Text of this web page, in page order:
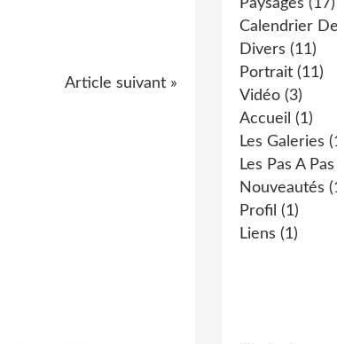
Article suivant »
Paysages (17)
Calendrier
Divers (11)
Portrait (11)
Vidéo (3)
Accueil (1)
Les Galeries
Les Pas A
Nouveautés
Profil (1)
Liens (1)